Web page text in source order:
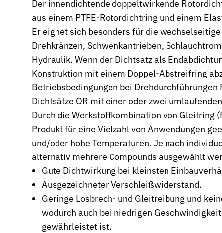
Wehrtechnik & Rüstung
Zuverlässige Dichtungen für sicherheitskritische Systeme
Stangendichtungen
Dichtungen für höchste Ansprüche in Hydraulik und Pneumatik
Sichere Abdichtung von Kolbenbewegungen in Hydraulik- und
O-Ringe
Rotationsdichtungen
Dichtungslösungen für rotierende Wellen und Rotoren
Abstreifer
Effektiver Schutz vor Schmutz, Staub und Feuchtigkeit
Führungsringe
Präzise Führung von Kolben und Stangen, verhindert
Der innendichtende doppeltwirkende
aus einem PTFE-Rotordichtring und einem
Er eignet sich besonders für die
Drehkränzen, Schwenkantrieben,
Hydraulik. Wenn der Dichtsatz als
Konstruktion mit einem Doppel-Abstreifring
Betriebsbedingungen bei Drehdurchführungen
Dichtsätze OR mit einer oder zwei
Durch die Werkstoffkombination von Gleitring
Produkt für eine Vielzahl von Anwendungen
und/oder hohe Temperaturen. Je nach
alternativ mehrere Compounds ausgewählt
Gute Dichtwirkung bei kleinsten
Ausgezeichneter Verschleißwiderstand.
Geringe Losbrech- und Gleitreibung und
wodurch auch bei niedrigen
gewährleistet ist.